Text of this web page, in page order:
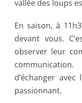
vallée des loups
En saison, à
devant vous.
observer leur
d’échanger
passionnant.